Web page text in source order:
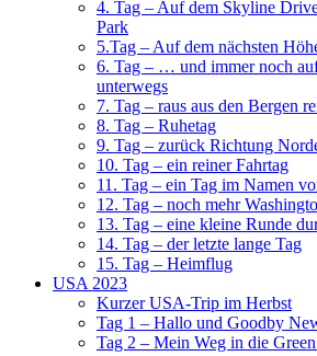
4. Tag – Auf dem Skyline
Park
5.Tag – Auf dem nächsten
6. Tag – … und immer noch
unterwegs
7. Tag – raus aus den Bergen
8. Tag – Ruhetag
9. Tag – zurück Richtung
10. Tag – ein reiner Fahrtag
11. Tag – ein Tag im Namen
12. Tag – noch mehr
13. Tag – eine kleine Runde
14. Tag – der letzte lange Tag
15. Tag – Heimflug
USA 2023
Kurzer USA-Trip im Herbst
Tag 1 – Hallo und Goodby
Tag 2 – Mein Weg in die